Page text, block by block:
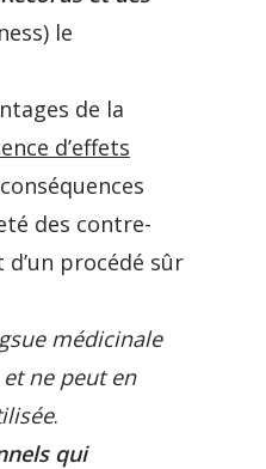
le
de la
d’effets
des contre-
d’un procédé sûr
médicinale
ne peut en
.
qui